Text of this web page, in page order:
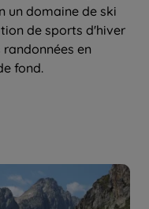
un domaine de ski
de sports d'hiver
en
fond.